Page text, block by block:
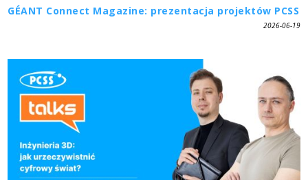
GÉANT Connect Magazine: prezentacja projektów PCSS
2026-06-19